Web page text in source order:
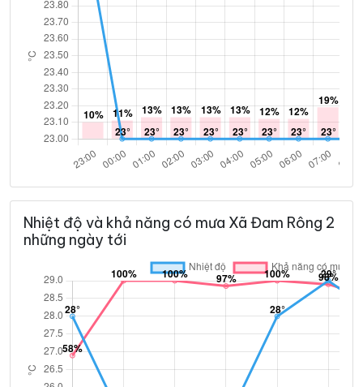
Nhiệt độ và khả năng có mưa Xã Đam Rông 2
những ngày tới